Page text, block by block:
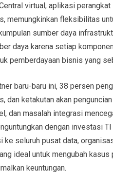
virtual, aplikasi perangkat
memungkinkan fleksibilitas
sumber daya
daya karena setiap
pemberdayaan bisnis yang
baru-baru ini, 38 persen
dan ketakutan akan
dan masalah integrasi
dengan investasi TI
seluruh pusat data,
ideal untuk mengubah kasus
keuntungan.